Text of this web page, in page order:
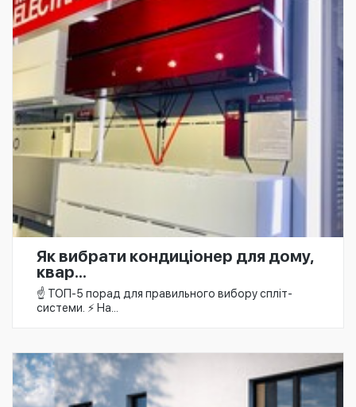
Як вибрати кондиціонер для дому,
квар...
☝️ ТОП-5 порад для правильного вибору спліт-
системи. ⚡ На...